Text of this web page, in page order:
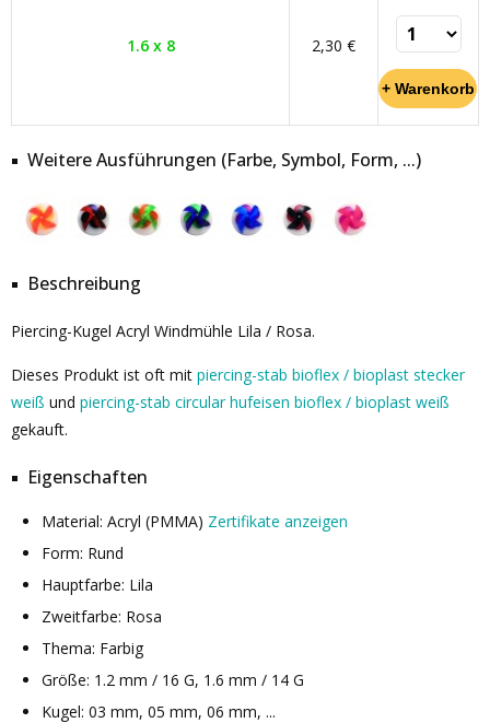
1.6 x 8 2,30 €
Weitere Ausführungen (Farbe, Symbol, Form, ...)
Beschreibung
Piercing-Kugel Acryl Windmühle Lila / Rosa.
Dieses Produkt ist oft mit piercing-stab bioflex / bioplast stecker
weiß und piercing-stab circular hufeisen bioflex / bioplast weiß
gekauft.
Eigenschaften
Material: Acryl (PMMA) Zertifikate anzeigen
Form: Rund
Hauptfarbe: Lila
Zweitfarbe: Rosa
Thema: Farbig
Größe: 1.2 mm / 16 G, 1.6 mm / 14 G
Kugel: 03 mm, 05 mm, 06 mm, ...